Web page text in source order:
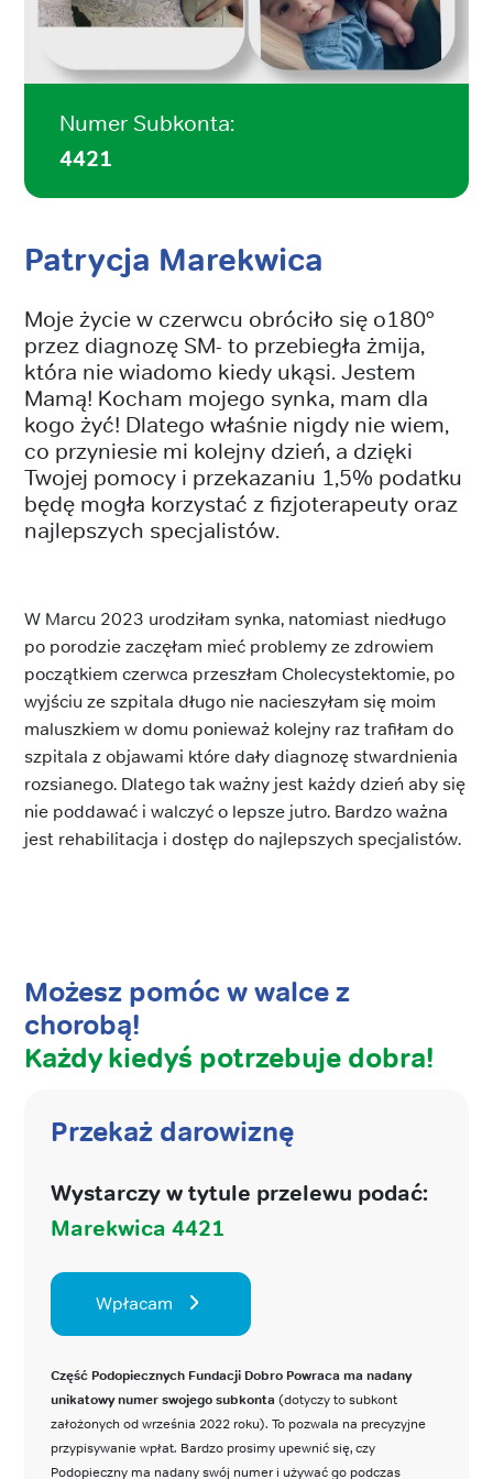
Numer Subkonta:
4421
Patrycja Marekwica
Moje życie w czerwcu obróciło się o180°
przez diagnozę SM- to przebiegła żmija,
która nie wiadomo kiedy ukąsi. Jestem
Mamą! Kocham mojego synka, mam dla
kogo żyć! Dlatego właśnie nigdy nie wiem,
co przyniesie mi kolejny dzień, a dzięki
Twojej pomocy i przekazaniu 1,5% podatku
będę mogła korzystać z fizjoterapeuty oraz
najlepszych specjalistów.
W Marcu 2023 urodziłam synka, natomiast niedługo
po porodzie zaczęłam mieć problemy ze zdrowiem
początkiem czerwca przeszłam Cholecystektomie, po
wyjściu ze szpitala długo nie nacieszyłam się moim
maluszkiem w domu ponieważ kolejny raz trafiłam do
szpitala z objawami które dały diagnozę stwardnienia
rozsianego. Dlatego tak ważny jest każdy dzień aby się
nie poddawać i walczyć o lepsze jutro. Bardzo ważna
jest rehabilitacja i dostęp do najlepszych specjalistów.
Możesz pomóc w walce z
chorobą!
Każdy kiedyś potrzebuje dobra!
Przekaż darowiznę
Wystarczy w tytule przelewu podać:
Marekwica 4421
Wpłacam
Część Podopiecznych Fundacji Dobro Powraca ma nadany
unikatowy numer swojego subkonta (dotyczy to subkont
założonych od września 2022 roku). To pozwala na precyzyjne
przypisywanie wpłat. Bardzo prosimy upewnić się, czy
Podopieczny ma nadany swój numer i używać go podczas